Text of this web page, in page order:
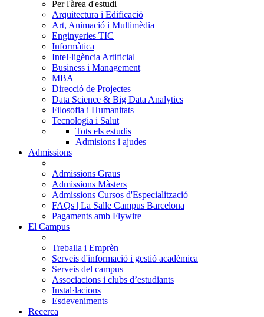
Per l'àrea d'estudi
Arquitectura i Edificació
Art, Animació i Multimèdia
Enginyeries TIC
Informàtica
Intel·ligència Artificial
Business i Management
MBA
Direcció de Projectes
Data Science & Big Data Analytics
Filosofia i Humanitats
Tecnologia i Salut
Tots els estudis
Admisions i ajudes
Admissions
Admissions Graus
Admissions Màsters
Admissions Cursos d'Especialització
FAQs | La Salle Campus Barcelona
Pagaments amb Flywire
El Campus
Treballa i Emprèn
Serveis d'informació i gestió acadèmica
Serveis del campus
Associacions i clubs d’estudiants
Instal·lacions
Esdeveniments
Recerca